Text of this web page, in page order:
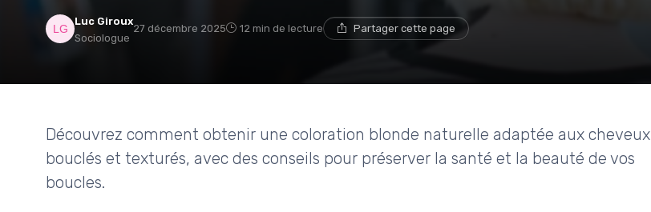
Luc Giroux
Sociologue
27 décembre 2025 12 min de lecture Partager cette page
Découvrez comment obtenir une coloration blonde naturelle adaptée aux cheveux
bouclés et texturés, avec des conseils pour préserver la santé et la beauté de vos
boucles.